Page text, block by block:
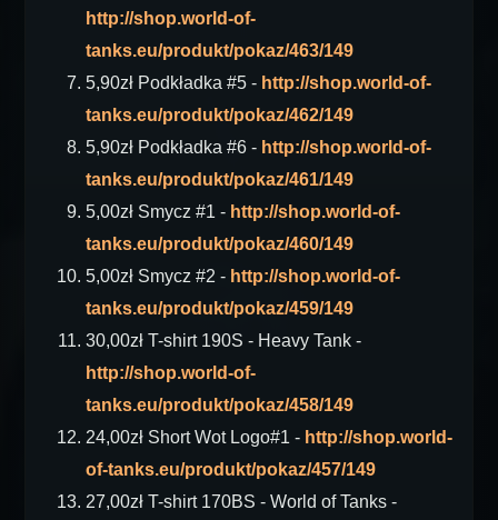
http://shop.world-of-
tanks.eu/produkt/pokaz/463/149
5,90zł Podkładka #5 - http://shop.world-of-
tanks.eu/produkt/pokaz/462/149
5,90zł Podkładka #6 - http://shop.world-of-
tanks.eu/produkt/pokaz/461/149
5,00zł Smycz #1 - http://shop.world-of-
tanks.eu/produkt/pokaz/460/149
5,00zł Smycz #2 - http://shop.world-of-
tanks.eu/produkt/pokaz/459/149
30,00zł T-shirt 190S - Heavy Tank -
http://shop.world-of-
tanks.eu/produkt/pokaz/458/149
24,00zł Short Wot Logo#1 - http://shop.world-
of-tanks.eu/produkt/pokaz/457/149
27,00zł T-shirt 170BS - World of Tanks -